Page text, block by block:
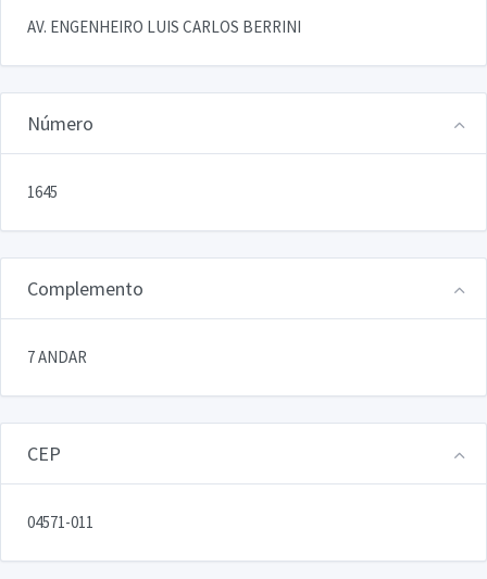
AV. ENGENHEIRO LUIS CARLOS BERRINI
Número
1645
Complemento
7 ANDAR
CEP
04571-011